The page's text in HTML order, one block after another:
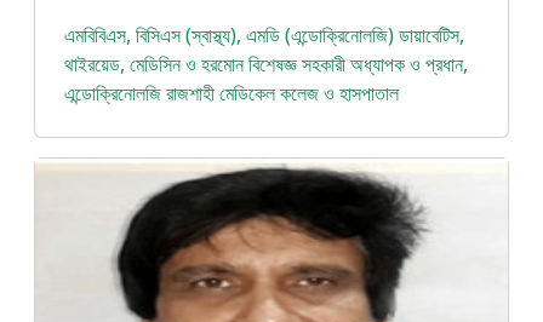
এমবিবিএস, বিসিএস (স্বাস্থ্য), এমডি (এন্ডোক্রিনোলজি) ডায়াবেটিস,
থাইরয়েড, মেডিসিন ও হরমোন বিশেষজ্ঞ সহকারী অধ্যাপক ও প্রধান,
এন্ডোক্রিনোলজি রাজশাহী মেডিকেল কলেজ ও হাসপাতাল